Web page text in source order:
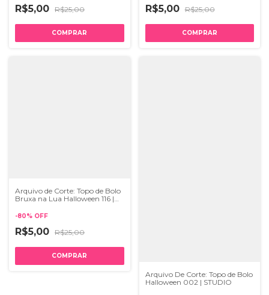
R$5,00 R$25,00 R$5,00 R$25,00
Arquivo de Corte: Topo de Bolo
Bruxa na Lua Halloween 116 |
-80% OFF
R$5,00 R$25,00
Arquivo De Corte: Topo de Bolo
Halloween 002 | STUDIO